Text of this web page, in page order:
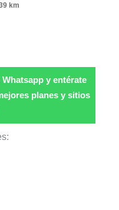
km
y entérate
planes y sitios